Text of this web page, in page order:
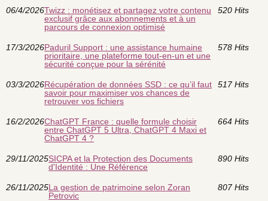
06/4/2026Twizz : monétisez et partagez votre contenu
exclusif grâce aux abonnements et à un
parcours de connexion optimisé
520 Hits
17/3/2026Paduril Support : une assistance humaine
prioritaire, une plateforme tout-en-un et une
sécurité conçue pour la sérénité
578 Hits
03/3/2026Récupération de données SSD : ce qu’il faut
savoir pour maximiser vos chances de
retrouver vos fichiers
517 Hits
16/2/2026ChatGPT France : quelle formule choisir
entre ChatGPT 5 Ultra, ChatGPT 4 Maxi et
ChatGPT 4 ?
664 Hits
29/11/2025SICPA et la Protection des Documents
d'Identité : Une Référence
890 Hits
26/11/2025La gestion de patrimoine selon Zoran
Petrovic
807 Hits